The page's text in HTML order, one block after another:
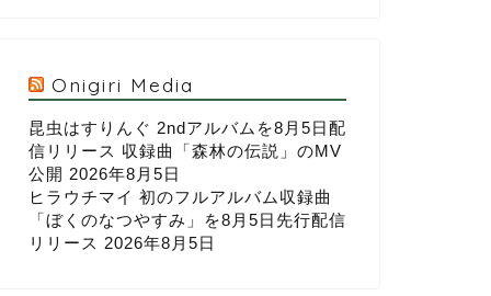
Onigiri Media
昆虫はすりんぐ 2ndアルバムを8月5日配
信リリース 収録曲「森林の伝説」のMV
公開 2026年8月5日
ヒラウチマイ 初のフルアルバム収録曲
「ぼくのなつやすみ」を8月5日先行配信
リリース 2026年8月5日